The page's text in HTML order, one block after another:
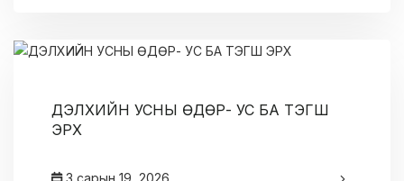
ДЭЛХИЙН УСНЫ ӨДӨР- УС БА ТЭГШ
ЭРХ
3 сарын 19, 2026